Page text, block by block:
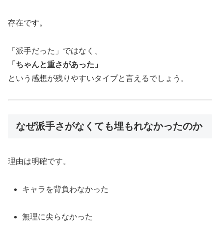
存在です。
「派手だった」ではなく、
「ちゃんと重さがあった」
という感想が残りやすいタイプと言えるでしょう。
なぜ派手さがなくても埋もれなかったのか
理由は明確です。
キャラを背負わなかった
無理に尖らなかった